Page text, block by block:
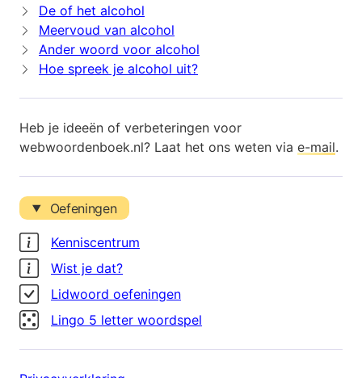
De of het alcohol
Meervoud van alcohol
Ander woord voor alcohol
Hoe spreek je alcohol uit?
Heb je ideeën of verbeteringen voor
webwoordenboek.nl? Laat het ons weten via e-mail.
Oefeningen
Kenniscentrum
Wist je dat?
Lidwoord oefeningen
Lingo 5 letter woordspel